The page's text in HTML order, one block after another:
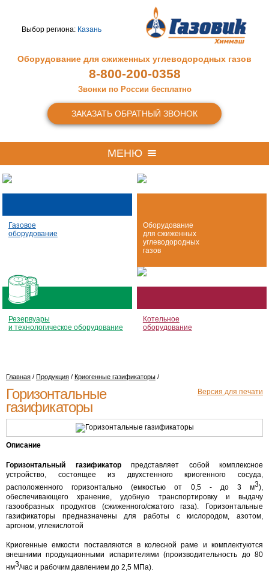
Выбор региона: Казань
Оборудование для сжиженных углеводородных газов
8-800-200-0358
Звонки по России бесплатно
ЗАКАЗАТЬ ОБРАТНЫЙ ЗВОНОК
МЕНЮ
Газовое
оборудование
Оборудование
для сжиженных
углеводородных
газов
Резервуары
и технологическое оборудование
Котельное
оборудование
Главная / Продукция / Криогенные газификаторы /
Версия для печати
Горизонтальные
газификаторы
Описание
Горизонтальный газификаторпредставляет собой комплексное
устройство, состоящее из двухстенного криогенного сосуда,
расположенного горизонтально (емкостью от 0,5 - до 3 м3),
обеспечивающего хранение, удобную транспортировку и выдачу
газообразных продуктов (сжиженного/сжатого газа). Горизонтальные
газификаторы предназначены для работы с кислородом, азотом,
аргоном, углекислотой
Криогенные емкости поставляются в колесной раме и комплектуются
внешними продукционными испарителями (производительность до 80
нм3/час и рабочим давлением до 2,5 МПа).